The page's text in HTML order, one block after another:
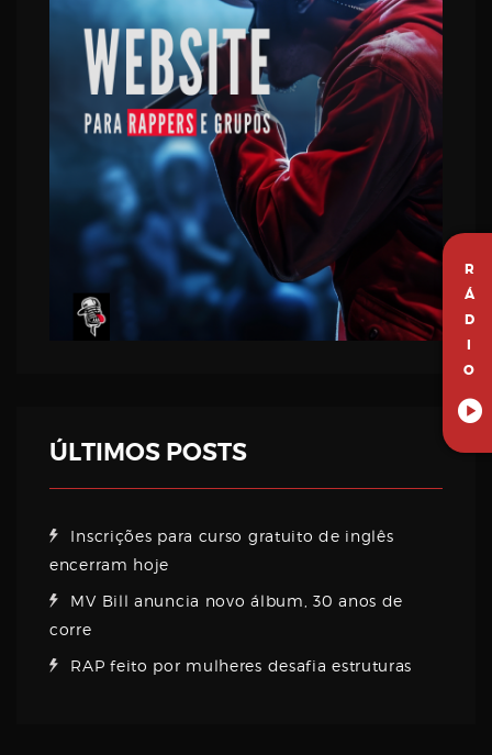
R
Á
D
I
O
ÚLTIMOS POSTS
Inscrições para curso gratuito de inglês
encerram hoje
MV Bill anuncia novo álbum, 30 anos de
corre
RAP feito por mulheres desafia estruturas